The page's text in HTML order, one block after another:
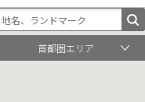
首都圏エリア